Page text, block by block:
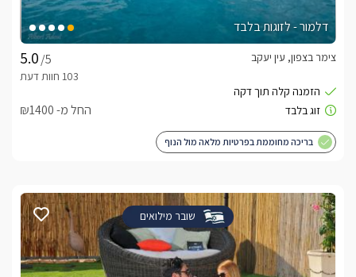
דלמור - לזוגות בלבד
/5
צימר בצפון, עין יעקב
החל מ- ₪1400
בריכה מחוממת בפרטיות מלאה מול הנוף
שובר מילואים